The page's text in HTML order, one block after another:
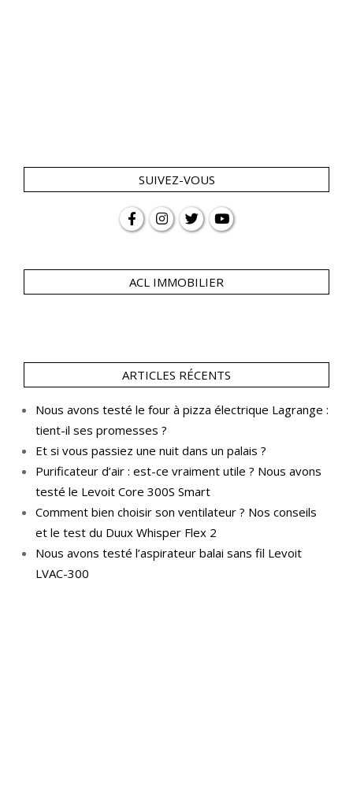
SUIVEZ-VOUS
ACL IMMOBILIER
ARTICLES RÉCENTS
Nous avons testé le four à pizza électrique Lagrange :
tient-il ses promesses ?
Et si vous passiez une nuit dans un palais ?
Purificateur d’air : est-ce vraiment utile ? Nous avons
testé le Levoit Core 300S Smart
Comment bien choisir son ventilateur ? Nos conseils
et le test du Duux Whisper Flex 2
Nous avons testé l’aspirateur balai sans fil Levoit
LVAC-300